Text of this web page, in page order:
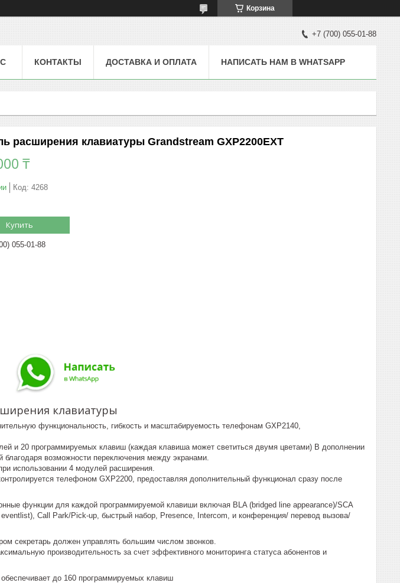
Корзина
+7 (700) 055-01-88
КОНТАКТЫ ДОСТАВКА И ОПЛАТА НАПИСАТЬ НАМ В WHATSAPP
расширения клавиатуры Grandstream GXP2200EXT
₸
Код: 4268
Купить
055-01-88
клавиатуры
функциональность, гибкость и масштабируемость телефонам GXP2140,
и 20 программируемых клавиш (каждая клавиша может светиться двумя цветами) В дополнении
возможности переключения между экранами.
использовании 4 модулей расширения.
телефоном GXP2200, предоставляя дополнительный функционал сразу после
функции для каждой программируемой клавиши включая BLA (bridged line appearance)/SCA
Call Park/Pick-up, быстрый набор, Presence, Intercom, и конференция/ перевод вызова/
секретарь должен управлять большим числом звонков.
производительность за счет эффективного мониторинга статуса абонентов и
до 160 программируемых клавиш